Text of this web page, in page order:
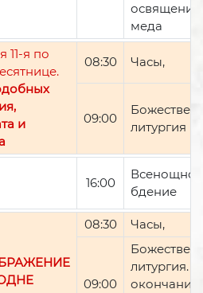
освящение
меда
11-я по
и
08:30 Часы,
09:00
литургия
16:00
Всенощное
бдение
08:30 Часы,
09:00
литургия.
окончании